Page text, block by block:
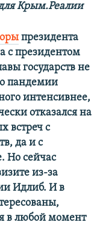
Крым.Реалии
президента
с президентом
государств не
пандемии
интенсивнее,
отказался на
встреч с
да и с
Но сейчас
из-за
Идлиб. И в
в любой момент